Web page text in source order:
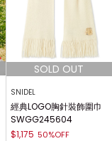
SNIDEL
經典LOGO胸針裝飾圍巾
SWGG245604
$1,175 50%OFF